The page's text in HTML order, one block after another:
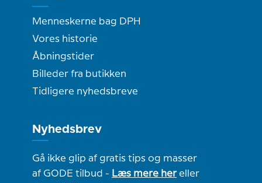
Menneskerne bag DPH
Vores historie
Åbningstider
Billeder fra butikken
Tidligere nyhedsbreve
Nyhedsbrev
Gå ikke glip af gratis tips og masser
af GODE tilbud - Læs mere hereller